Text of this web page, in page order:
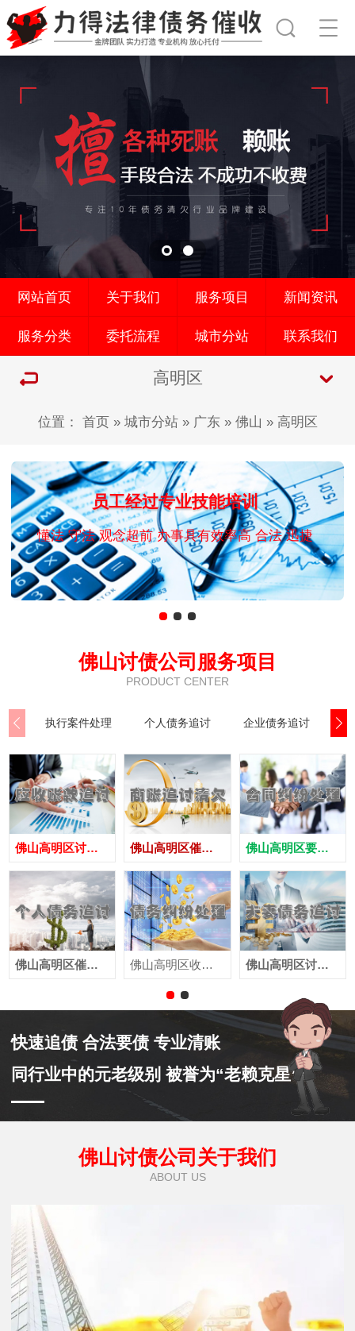
网站首页 关于我们 服务项目 新闻资讯
服务分类 委托流程 城市分站 联系我们
高明区
位置： 首页» 城市分站» 广东» 佛山 » 高明区
员工经过专业技能培训
懂法 守法 观念超前 办事具有效率高 合法 迅捷
佛山讨债公司服务项目
PRODUCT CENTER
执行案件处理 个人债务追讨 企业债务追讨
佛山高明区讨债公司
佛山高明区催收公司
佛山高明区催债公司
佛山高明区收账公司
佛山高明区要账公司
佛山高明区讨账公司
快速追债 合法要债 专业清账
同行业中的元老级别 被誉为“老赖克星”
佛山讨债公司关于我们
ABOUT US